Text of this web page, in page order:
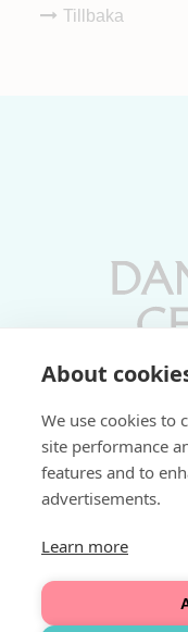
About
We use cookies to
site performance
features and to
advertisements.
Learn more
Tillbaka
Fri